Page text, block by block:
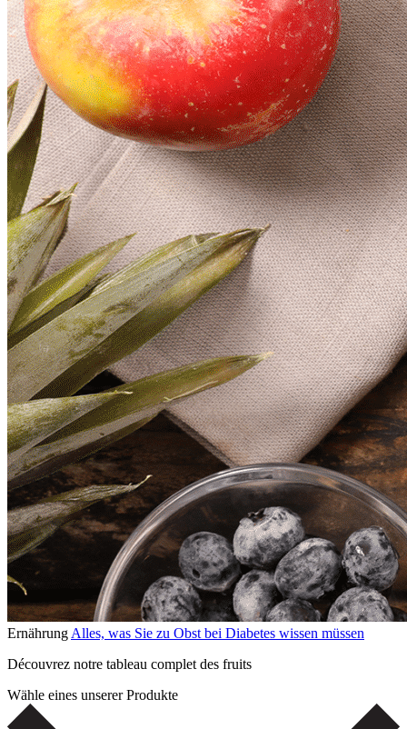
Ernährung Alles, was Sie zu Obst bei Diabetes wissen müssen
Découvrez notre tableau complet des fruits
Wähle eines unserer Produkte